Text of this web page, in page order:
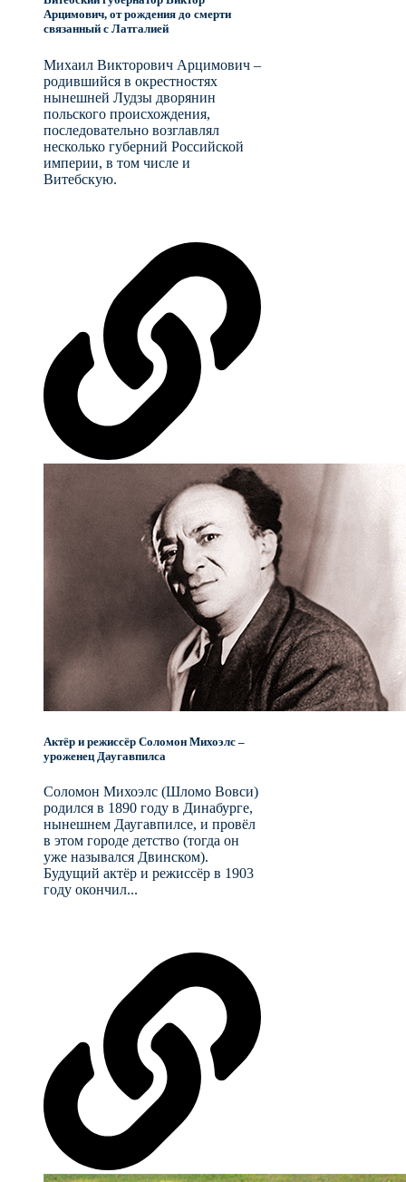
Арцимович, от рождения до смерти
связанный с Латгалией
Михаил Викторович Арцимович –
родившийся в окрестностях
нынешней Лудзы дворянин
польского происхождения,
последовательно возглавлял
несколько губерний Российской
империи, в том числе и
Витебскую.
Актёр и режиссёр Соломон Михоэлс –
уроженец Даугавпилса
Соломон Михоэлс (Шломо Вовси)
родился в 1890 году в Динабурге,
нынешнем Даугавпилсе, и провёл
в этом городе детство (тогда он
уже назывался Двинском).
Будущий актёр и режиссёр в 1903
году окончил...